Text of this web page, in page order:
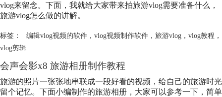
vlog来留念。下面，我就给大家带来拍旅游vlog需要准备什么，
旅游vlog怎么做的讲解。
标签： 编辑vlog视频的软件， vlog视频制作软件， 旅游vlog， vlog教程 ，
vlog剪辑
会声会影x8 旅游相册制作教程
旅游的照片一张张地串联成一段好看的视频，给自己的旅游时光
留个记忆。下面小编制作的旅游相册，大家可以参考一下，简单